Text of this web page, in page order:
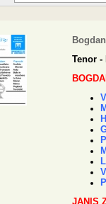
Tenor -
JANIS